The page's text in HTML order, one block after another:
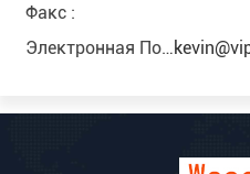
Факс :
Электронная Почта :